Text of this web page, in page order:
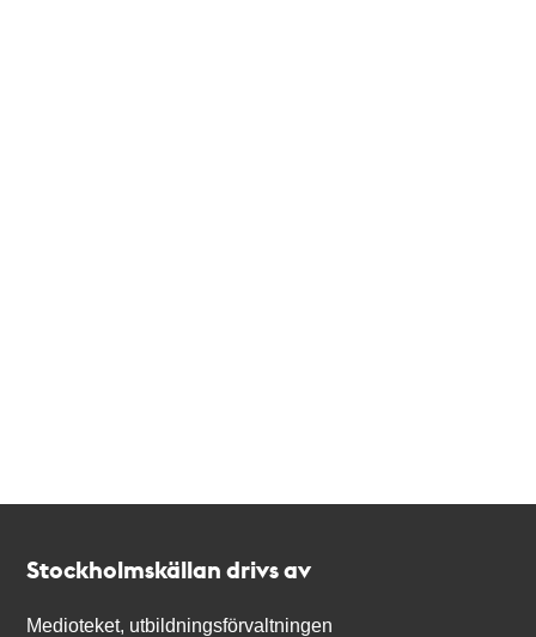
Stockholmskällan drivs av
Medioteket, utbildningsförvaltningen